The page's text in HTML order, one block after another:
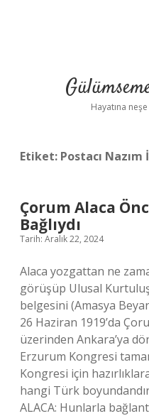
Hayatına
Etiket: Postacı
Çorum Alaca
Bağlıydı
Tarih: Aralık 22, 2024
Alaca yozgattan ne
görüşüp Ulusal
belgesini (Amasya
26 Haziran 1919’da
üzerinden Ankara’ya
Erzurum Kongresi
Kongresi için
hangi Türk
ALACA: Hunlarla